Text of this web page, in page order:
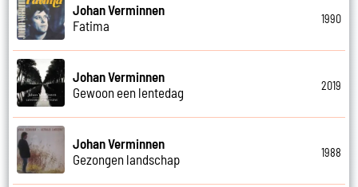
Johan Verminnen
Fatima
1990
Johan Verminnen
Gewoon een lentedag
2019
Johan Verminnen
Gezongen landschap
1988